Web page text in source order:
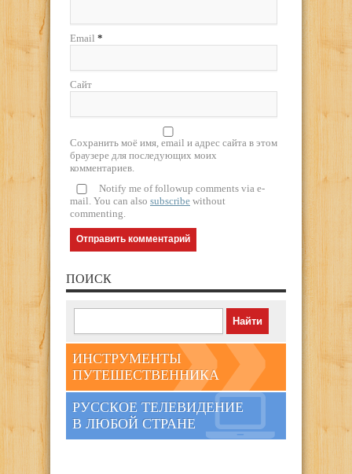
Email *
Сайт
Сохранить моё имя, email и адрес сайта в этом
браузере для последующих моих
комментариев.
Notify me of followup comments via e-
mail. You can also subscribe without
commenting.
ПОИСК
ИНСТРУМЕНТЫ
ПУТЕШЕСТВЕННИКА
РУССКОЕ ТЕЛЕВИДЕНИЕ
В ЛЮБОЙ СТРАНЕ